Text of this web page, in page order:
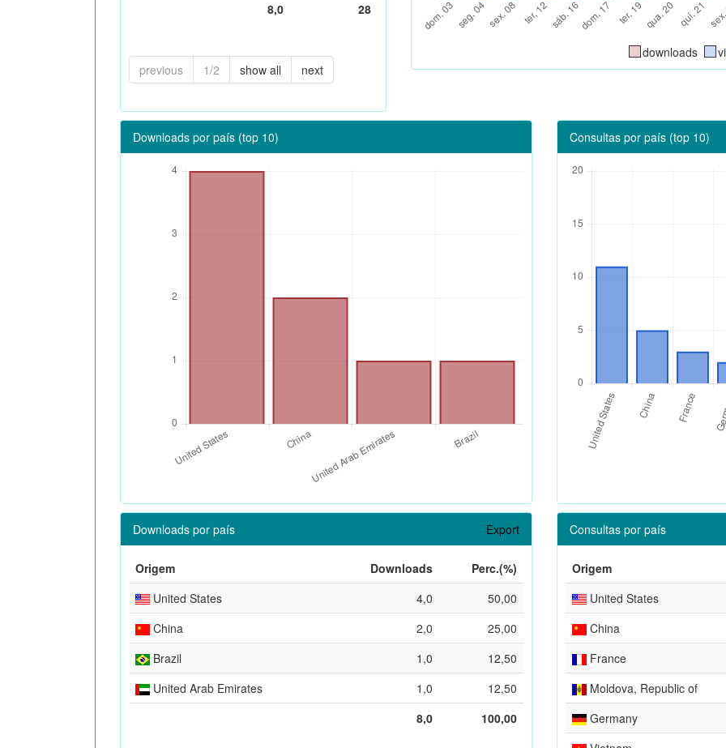
8,0
28
previous 1/2 show all next
downloads
Downloads por país (top 10) Consultas por país (top 10)
Downloads por país Export
Origem Downloads
Perc.(%)
United States
4,0
50,00
China
2,0
25,00
Brazil
1,0
12,50
United Arab Emirates
1,0
12,50
8,0
100,00
Consultas por país
Origem
United States
China
France
Moldova, Republic of
Germany